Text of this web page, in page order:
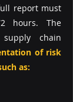
report must
hours. The
chain
of risk
as: